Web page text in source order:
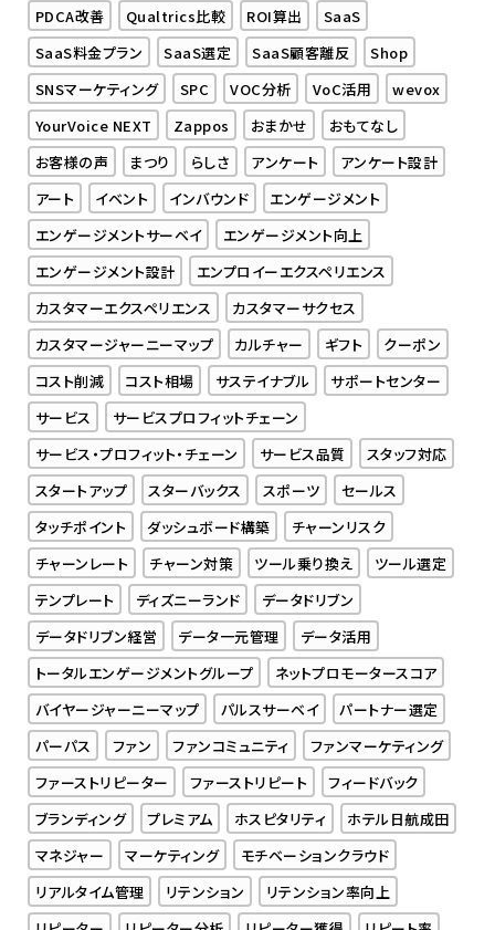
PDCA改善
Qualtrics比較 ROI算出
SaaS
SaaS料金プラン
SaaS選定 SaaS顧客離反
Shop
SNSマーケティング
SPC VOC分析 VoC活用
wevox
YourVoice NEXT
Zappos おまかせ
おもてなし
お客様の声
まつり らしさ アンケート
アンケート設計
アート
イベント インバウンド
エンゲージメント
エンゲージメントサーベイ
エンゲージメント向上
エンゲージメント設計
エンプロイーエクスペリエンス
カスタマーエクスペリエンス
カスタマーサクセス
カスタマージャーニーマップ
カルチャー ギフト
クーポン
コスト削減
コスト相場 サステイナブル
サポートセンター
サービス
サービスプロフィットチェーン
サービス・プロフィット・チェーン
サービス品質
スタッフ対応
スタートアップ
スターバックス スポーツ
セールス
タッチポイント
ダッシュボード構築
チャーンリスク
チャーンレート
チャーン対策 ツール乗り換え
ツール選定
テンプレート
ディズニーランド
データドリブン
データドリブン経営
データ一元管理
データ活用
トータルエンゲージメントグループ
ネットプロモータースコア
バイヤージャーニーマップ
パルスサーベイ
パートナー選定
パーパス
ファン ファンコミュニティ
ファンマーケティング
ファーストリピーター
ファーストリピート
フィードバック
ブランディング
プレミアム ホスピタリティ
ホテル日航成田
マネジャー
マーケティング
モチベーションクラウド
リアルタイム管理
リテンション
リテンション率向上